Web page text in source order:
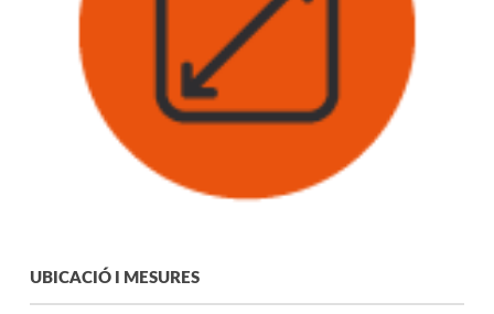
UBICACIÓ I MESURES